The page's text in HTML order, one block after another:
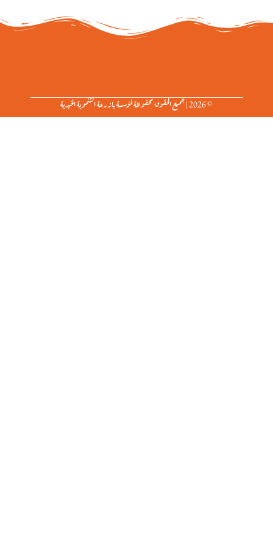
© 2026 | جميع الحقوق محفوظة لمؤسسة بازرعة التنموية الخيرية